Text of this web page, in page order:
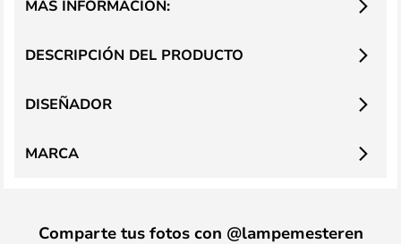
DESCRIPCIÓN DEL PRODUCTO
MÁS INFORMACIÓN:
DISEÑADOR
MARCA
Comparte tus fotos con @lampemesteren